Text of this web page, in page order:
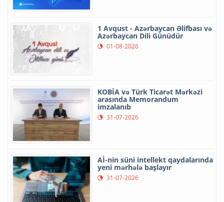
1 Avqust - Azərbaycan Əlifbası və
Azərbaycan Dili Günüdür
01-08-2026
KOBİA və Türk Ticarət Mərkəzi
arasında Memorandum
imzalanıb
31-07-2026
Aİ-nin süni intellekt qaydalarında
yeni mərhələ başlayır
31-07-2026